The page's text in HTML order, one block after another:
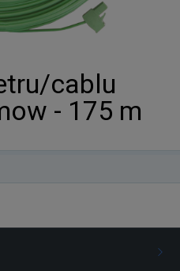
cablu
- 175 m